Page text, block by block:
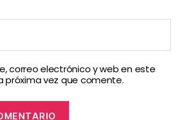
correo electrónico y web en este
próxima vez que comente.